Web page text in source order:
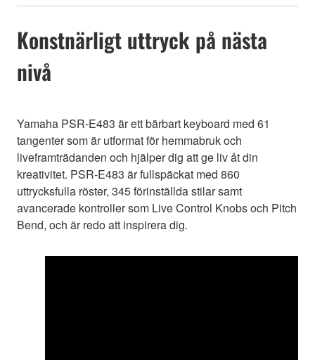
Konstnärligt uttryck på nästa
nivå
Yamaha PSR-E483 är ett bärbart keyboard med 61
tangenter som är utformat för hemmabruk och
liveframträdanden och hjälper dig att ge liv åt din
kreativitet. PSR-E483 är fullspäckat med 860
uttrycksfulla röster, 345 förinställda stilar samt
avancerade kontroller som Live Control Knobs och Pitch
Bend, och är redo att inspirera dig.